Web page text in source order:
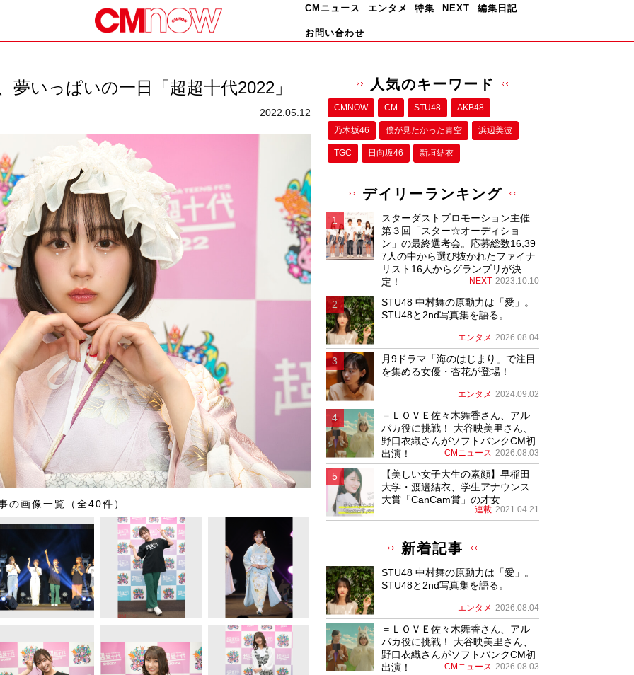
CMニュース エンタメ 特集 NEXT 編集日記
お問い合わせ
いっぱいの一日「超超十代2022」
2022.05.12
の画像一覧（全40件）
人気のキーワード
CMNOW CM STU48 AKB48
乃木坂46 僕が⾒たかった⻘空 浜辺美波
TGC 日向坂46 新垣結衣
デイリーランキング
スターダストプロモーション主催
第３回「スター☆オーディショ
ン」の最終選考会。応募総数16,39
7人の中から選び抜かれたファイナ
リスト16人からグランプリが決
定！
NEXT 2023.10.10
STU48 中村舞の原動力は「愛」。
STU48と2nd写真集を語る。
エンタメ 2026.08.04
月9ドラマ「海のはじまり」で注目
を集める女優・杏花が登場！
エンタメ 2024.09.02
＝ＬＯＶＥ佐々木舞香さん、アル
パカ役に挑戦！ 大谷映美里さん、
野口衣織さんがソフトバンクCM初
出演！
CMニュース 2026.08.03
【美しい女子大生の素顔】早稲田
大学・渡邉結衣、学生アナウンス
大賞「CanCam賞」の才女
連載 2021.04.21
新着記事
STU48 中村舞の原動力は「愛」。
STU48と2nd写真集を語る。
エンタメ 2026.08.04
＝ＬＯＶＥ佐々木舞香さん、アル
パカ役に挑戦！ 大谷映美里さん、
野口衣織さんがソフトバンクCM初
出演！
CMニュース 2026.08.03